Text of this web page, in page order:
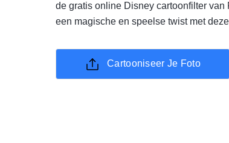
de gratis online Disney cartoonfilter van
een magische en speelse twist met
Cartooniseer Je Foto